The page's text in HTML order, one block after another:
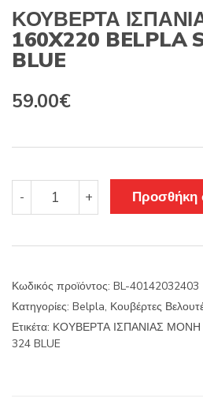
ΚΟΥΒΕΡΤΑ
160X220 BELPLA
BLUE
59.00€
-
ΚΟΥΒΕΡΤΑ
ΙΣΠΑΝΙΑΣ
324
BLUE
ποσότητα
+ Προσθήκη
Κωδικός προϊόντος: BL-40142032403
Κατηγορίες: Belpla, Κουβέρτες
Ετικέτα: ΚΟΥΒΕΡΤΑ ΙΣΠΑΝΙΑΣ ΜΟΝΗ
324 BLUE